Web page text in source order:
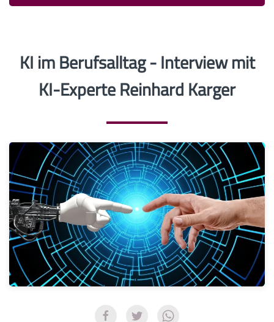
KI im Berufsalltag - Interview mit
KI-Experte Reinhard Karger